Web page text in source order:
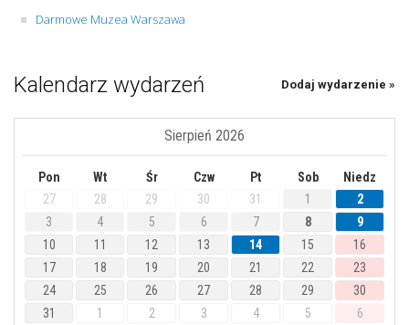
Darmowe Muzea Warszawa
Kalendarz wydarzeń Dodaj wydarzenie »
Sierpień 2026
Pon Wt Śr Czw Pt Sob
Niedz
27
28 29 30 31 1
2
3
4 5 6 7 8
9
10
11 12 13 14 15
16
17
18 19 20 21 22
23
24
25 26 27 28 29
30
31
1 2 3 4 5
6